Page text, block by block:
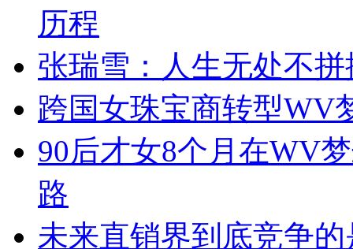
历程
张瑞雪：人生无处不拼
跨国女珠宝商转型WV
90后才女8个月在WV
路
未来直销界到底竞争